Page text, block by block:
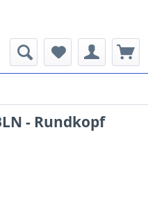
- Rundkopf